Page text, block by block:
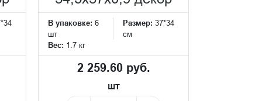
В упаковке: 6
шт
Размер: 37*34
см
Вес: 1.7 кг
2 259.60 руб.
шт